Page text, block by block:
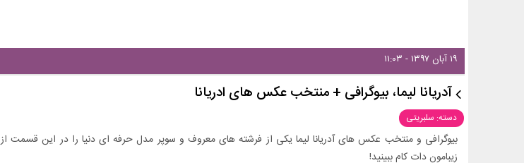
۱۹ آبان ۱۳۹۷ - ۱۱:۰۳
آدریانا لیما، بیوگرافی + منتخب عکس های ادریانا
دسته: سلبریتی
بیوگرافی و منتخب عکس های آدریانا لیما یکی از فرشته های معروف و سوپر مدل حرفه ای دنیا را در این قسمت از
زیبامون دات کام ببینید!